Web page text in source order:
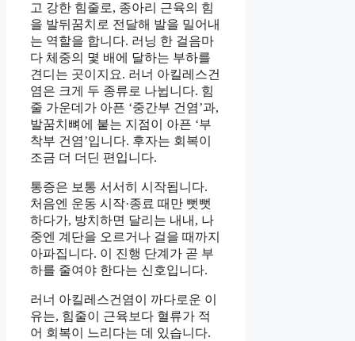
고 강한 힘줄로, 종아리 근육의 힘
을 발뒤꿈치로 전달해 발을 밀어내
는 역할을 합니다. 러닝 한 걸음마
다 체중의 몇 배에 달하는 부하를
견디는 곳이지요. 러너 아킬레스건
염은 크게 두 종류로 나뉩니다. 힘
줄 가운데가 아픈 ‘중간부 건염’과,
발꿈치뼈에 붙는 지점이 아픈 ‘부
착부 건염’입니다. 후자는 회복이
조금 더 더딘 편입니다.
통증은 보통 서서히 시작됩니다.
처음엔 운동 시작·종료 때만 뻣뻣
하다가, 방치하면 달리는 내내, 나
중엔 계단을 오르거나 걸을 때까지
아파집니다. 이 진행 단계가 곧 부
하를 줄여야 한다는 신호입니다.
러너 아킬레스건염이 까다로운 이
유는, 힘줄이 근육보다 혈류가 적
어 회복이 느리다는 데 있습니다.